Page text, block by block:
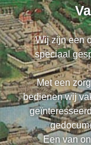
Wij zijn een
speciaal
Met een
bedienen wij
Een van